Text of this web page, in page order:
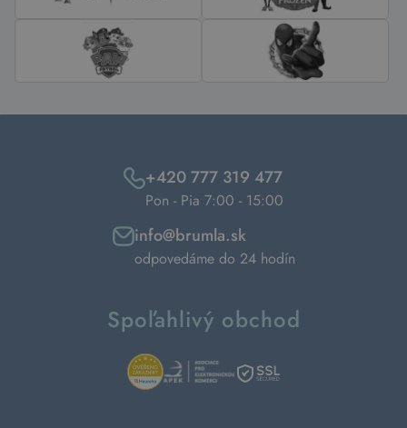
+420 777 319 477
Pon - Pia 7:00 - 15:00
info@brumla.sk
odpovedáme do 24 hodín
Spoľahlivý obchod